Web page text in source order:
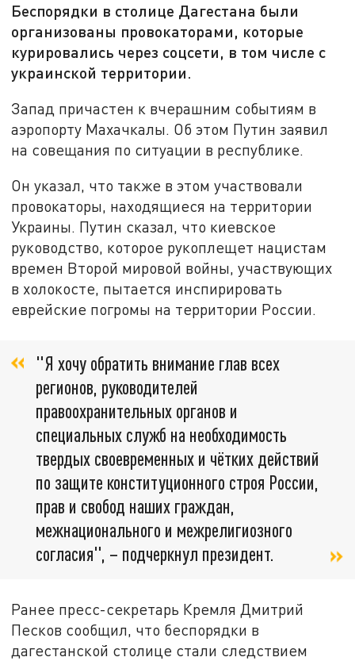
Беспорядки в столице Дагестана были
организованы провокаторами, которые
курировались через соцсети, в том числе с
украинской территории.
Запад причастен к вчерашним событиям в
аэропорту Махачкалы. Об этом Путин заявил
на совещания по ситуации в республике.
Он указал, что также в этом участвовали
провокаторы, находящиеся на территории
Украины. Путин сказал, что киевское
руководство, которое рукоплещет нацистам
времен Второй мировой войны, участвующих
в холокосте, пытается инспирировать
еврейские погромы на территории России.
"Я хочу обратить внимание глав всех
регионов, руководителей
правоохранительных органов и
специальных служб на необходимость
твердых своевременных и чётких действий
по защите конституционного строя России,
прав и свобод наших граждан,
межнационального и межрелигиозного
согласия", – подчеркнул президент.
Ранее пресс-секретарь Кремля Дмитрий
Песков сообщил, что беспорядки в
дагестанской столице стали следствием